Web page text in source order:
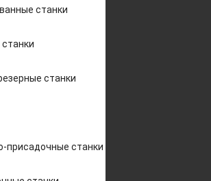
станки
станки
присадочные станки